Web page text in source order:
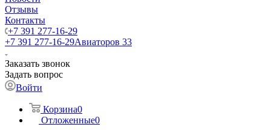
Отзывы
Контакты
+7 391 277-16-29
+7 391 277-16-29Авиаторов 33
Заказать звонок
Задать вопрос
Войти
Корзина0
Отложенные0